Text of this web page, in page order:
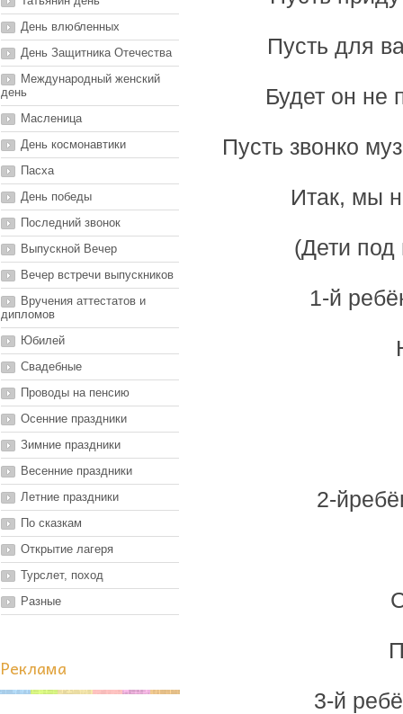
День влюбленных
День Защитника Отечества
Международный женский
день
Масленица
День космонавтики
Пасха
День победы
Последний звонок
Выпускной Вечер
Вечер встречи выпускников
Вручения аттестатов и
дипломов
Юбилей
Свадебные
Проводы на пенсию
Осенние праздники
Зимние праздники
Весенние праздники
Летние праздники
По сказкам
Открытие лагеря
Турслет, поход
Разные
Реклама
Пусть для
Будет он не
Пусть звонко
Итак, мы
(Дети под
1-й
2-
3-й